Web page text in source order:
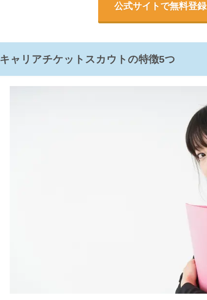
公式サイトで無料登録
キャリアチケットスカウトの特徴5つ